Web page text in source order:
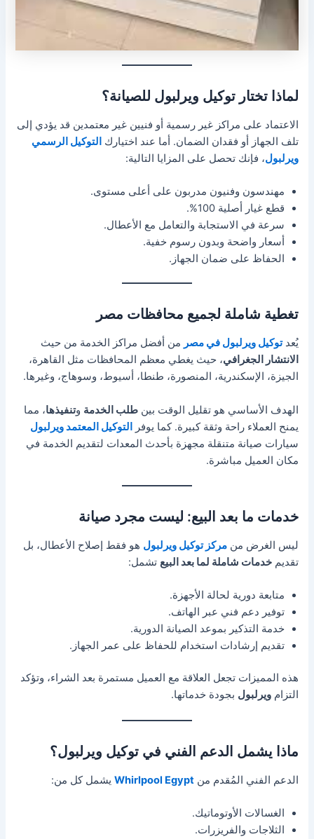
لماذا تختار توكيل ويرلبول للصيانة؟
الاعتماد على مراكز غير رسمية أو فنيين غير معتمدين قد يؤدي إلى
تلف الجهاز أو فقدان الضمان. أما عند اختيارك التوكيل الرسمي
ويرلبول، فإنك تحصل على المزايا التالية:
مهندسون وفنيون مدربون على أعلى مستوى.
قطع غيار أصلية 100%.
سرعة في الاستجابة والتعامل مع الأعطال.
أسعار واضحة وبدون رسوم خفية.
الحفاظ على ضمان الجهاز.
تغطية شاملة لجميع محافظات مصر
يُعدتوكيل ويرلبول في مصر من أفضل مراكز الخدمة من حيث
الانتشار الجغرافي، حيث يغطي معظم المحافظات مثل القاهرة،
الجيزة، الإسكندرية، المنصورة، طنطا، أسيوط، وسوهاج، وغيرها.
الهدف الأساسي هو تقليل الوقت بينطلب الخدمة وتنفيذها، مما
يمنح العملاء راحة وثقة كبيرة. كما يوفر
التوكيل المعتمد ويرلبول
سيارات صيانة متنقلة مجهزة بأحدث المعدات لتقديم الخدمة في
مكان العميل مباشرة.
خدمات ما بعد البيع: ليست مجرد صيانة
ليس الغرض منمركز توكيل ويرلبول هو فقط إصلاح الأعطال، بل
تقديمخدمات شاملة لما بعد البيع تشمل:
متابعة دورية لحالة الأجهزة.
توفير دعم فني عبر الهاتف.
خدمة التذكير بموعد الصيانة الدورية.
تقديم إرشادات استخدام للحفاظ على عمر الجهاز.
هذه المميزات تجعل العلاقة مع العميل مستمرة بعد الشراء، وتؤكد
التزامويرلبول بجودة خدماتها.
ماذا يشمل الدعم الفني في توكيل ويرلبول؟
الدعم الفني المُقدم من Whirlpool Egypt يشمل كل من:
الغسالات الأوتوماتيك.
الثلاجات والفريزرات.